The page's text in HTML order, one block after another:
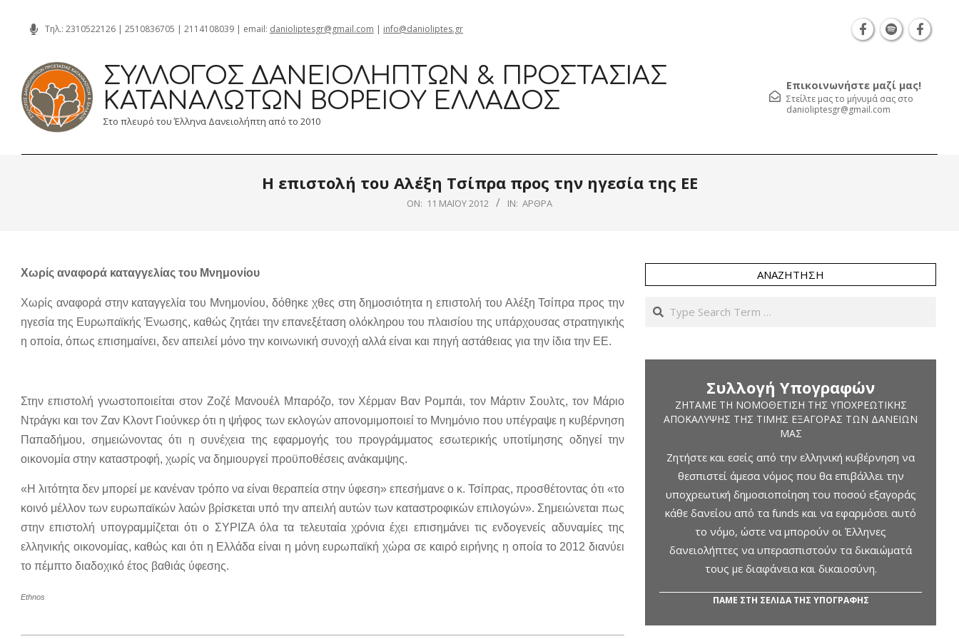
content
Τηλ.: 2310522126 | 2510836705 | 2114108039 | email: danioliptesgr@gmail.com | info@danioliptes.gr
ΣΎΛΛΟΓΟΣ ΔΑΝΕΙΟΛΗΠΤΏΝ & ΠΡΟΣΤΑΣΊΑΣ
ΚΑΤΑΝΑΛΩΤΏΝ ΒΟΡΕΊΟΥ ΕΛΛΆΔΟΣ
Στο πλευρό του Έλληνα Δανειολήπτη από το 2010
Επικοινωνήστε μαζί μας!
Στείλτε μας το μήνυμά σας στο
danioliptesgr@gmail.com
Η επιστολή του Αλέξη Τσίπρα προς την ηγεσία της ΕΕ
ON: 11 ΜΑΪ́ΟΥ 2012 IN: ΆΡΘΡΑ
Χωρίς αναφορά καταγγελίας του Μνημονίου
Χωρίς αναφορά στην καταγγελία του Μνημονίου, δόθηκε χθες στη δημοσιότητα η επιστολή του Αλέξη Τσίπρα προς την
ηγεσία της Ευρωπαϊκής Ένωσης, καθώς ζητάει την επανεξέταση ολόκληρου του πλαισίου της υπάρχουσας στρατηγικής
η οποία, όπως επισημαίνει, δεν απειλεί μόνο την κοινωνική συνοχή αλλά είναι και πηγή αστάθειας για την ίδια την ΕΕ.
Στην επιστολή γνωστοποιείται στον Ζοζέ Μανουέλ Μπαρόζο, τον Χέρμαν Βαν Ρομπάι, τον Μάρτιν Σουλτς, τον Μάριο
Ντράγκι και τον Ζαν Κλοντ Γιούνκερ ότι η ψήφος των εκλογών απονομιμοποιεί το Μνημόνιο που υπέγραψε η κυβέρνηση
Παπαδήμου, σημειώνοντας ότι η συνέχεια της εφαρμογής του προγράμματος εσωτερικής υποτίμησης οδηγεί την
οικονομία στην καταστροφή, χωρίς να δημιουργεί προϋποθέσεις ανάκαμψης.
«Η λιτότητα δεν μπορεί με κανέναν τρόπο να είναι θεραπεία στην ύφεση» επεσήμανε ο κ. Τσίπρας, προσθέτοντας ότι «το
κοινό μέλλον των ευρωπαϊκών λαών βρίσκεται υπό την απειλή αυτών των καταστροφικών επιλογών». Σημειώνεται πως
στην επιστολή υπογραμμίζεται ότι ο ΣΥΡΙΖΑ όλα τα τελευταία χρόνια έχει επισημάνει τις ενδογενείς αδυναμίες της
ελληνικής οικονομίας, καθώς και ότι η Ελλάδα είναι η μόνη ευρωπαϊκή χώρα σε καιρό ειρήνης η οποία το 2012 διανύει
το πέμπτο διαδοχικό έτος βαθιάς ύφεσης.
Ethnos
ΑΝΑΖΉΤΗΣΗ
Search
Συλλογή Υπογραφών
ΖΗΤΆΜΕ ΤΗ ΝΟΜΟΘΈΤΙΣΗ ΤΗΣ ΥΠΟΧΡΕΩΤΙΚΉΣ
ΑΠΟΚΆΛΥΨΗΣ ΤΗΣ ΤΙΜΉΣ ΕΞΑΓΟΡΆΣ ΤΩΝ ΔΑΝΕΊΩΝ
ΜΑΣ
Ζητήστε και εσείς από την ελληνική κυβέρνηση να
θεσπιστεί άμεσα νόμος που θα επιβάλλει την
υποχρεωτική δημοσιοποίηση του ποσού εξαγοράς
κάθε δανείου από τα funds και να εφαρμόσει αυτό
το νόμο, ώστε να μπορούν οι Έλληνες
δανειολήπτες να υπερασπιστούν τα δικαιώματά
τους με διαφάνεια και δικαιοσύνη.
ΠΑΜΕ ΣΤΗ ΣΕΛΙΔΑ ΤΗΣ ΥΠΟΓΡΑΦΗΣ